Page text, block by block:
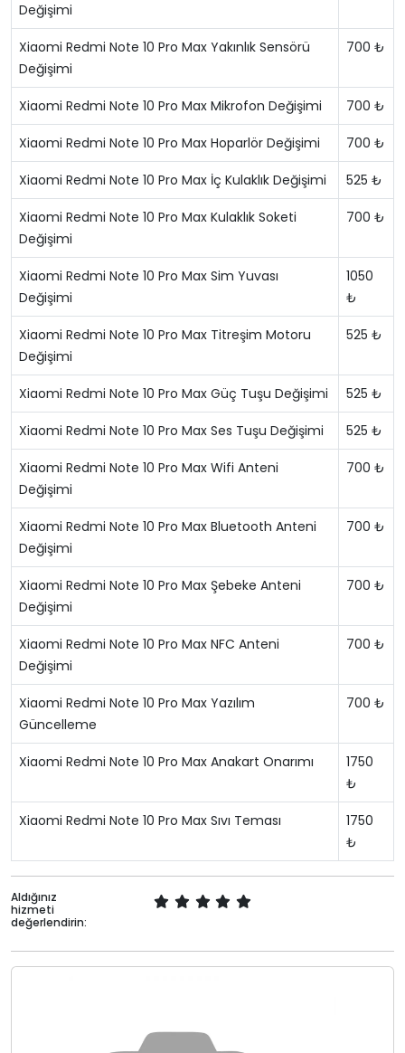
Değişimi
Xiaomi Redmi Note 10 Pro Max Yakınlık Sensörü
Değişimi
700 ₺
Xiaomi Redmi Note 10 Pro Max Mikrofon Değişimi 700 ₺
Xiaomi Redmi Note 10 Pro Max Hoparlör Değişimi 700 ₺
Xiaomi Redmi Note 10 Pro Max İç Kulaklık Değişimi 525 ₺
Xiaomi Redmi Note 10 Pro Max Kulaklık Soketi
Değişimi
700 ₺
Xiaomi Redmi Note 10 Pro Max Sim Yuvası
Değişimi
1050
₺
Xiaomi Redmi Note 10 Pro Max Titreşim Motoru
Değişimi
525 ₺
Xiaomi Redmi Note 10 Pro Max Güç Tuşu Değişimi 525 ₺
Xiaomi Redmi Note 10 Pro Max Ses Tuşu Değişimi 525 ₺
Xiaomi Redmi Note 10 Pro Max Wifi Anteni
Değişimi
700 ₺
Xiaomi Redmi Note 10 Pro Max Bluetooth Anteni
Değişimi
700 ₺
Xiaomi Redmi Note 10 Pro Max Şebeke Anteni
Değişimi
700 ₺
Xiaomi Redmi Note 10 Pro Max NFC Anteni
Değişimi
700 ₺
Xiaomi Redmi Note 10 Pro Max Yazılım
Güncelleme
700 ₺
Xiaomi Redmi Note 10 Pro Max Anakart Onarımı
1750
₺
Xiaomi Redmi Note 10 Pro Max Sıvı Teması
1750
₺
Aldığınız
hizmeti
değerlendirin: